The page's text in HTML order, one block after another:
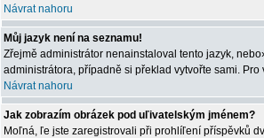
Návrat nahoru
Můj jazyk není na seznamu!
Zřejmě administrátor nenainstaloval tento jazyk,
administrátora, případně si překlad vytvořte sami.
Návrat nahoru
Jak zobrazím obrázek pod uľivatelským jménem?
Moľná, ľe jste zaregistrovali při prohlíľení příspěvků